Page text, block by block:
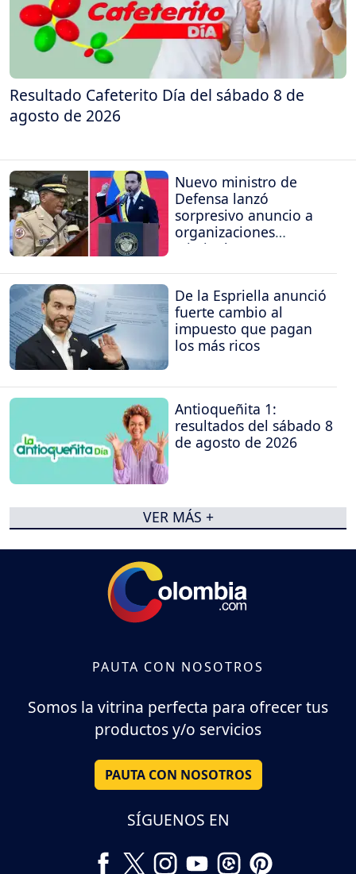
Resultado Cafeterito Día del sábado 8 de
agosto de 2026
Nuevo ministro de
Defensa lanzó
sorpresivo anuncio a
organizaciones
criminales
De la Espriella anunció
fuerte cambio al
impuesto que pagan
los más ricos
Antioqueñita 1:
resultados del sábado 8
de agosto de 2026
VER MÁS +
PAUTA CON NOSOTROS
Somos la vitrina perfecta para ofrecer tus
productos y/o servicios
PAUTA CON NOSOTROS
SÍGUENOS EN